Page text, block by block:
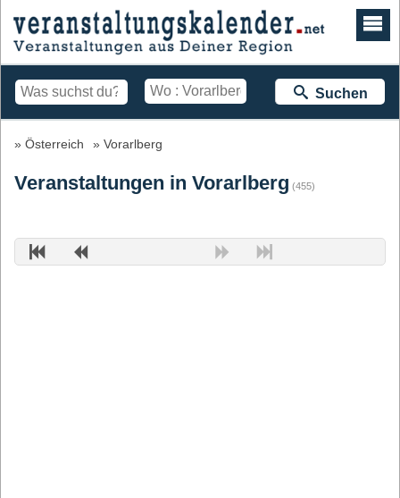
Suchen
Österreich Vorarlberg
Veranstaltungen in Vorarlberg (455)